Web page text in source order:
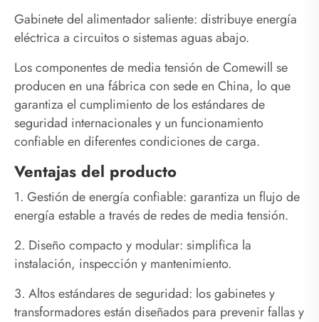
Gabinete del alimentador saliente: distribuye energía
eléctrica a circuitos o sistemas aguas abajo.
Los componentes de media tensión de Comewill se
producen en una fábrica con sede en China, lo que
garantiza el cumplimiento de los estándares de
seguridad internacionales y un funcionamiento
confiable en diferentes condiciones de carga.
Ventajas del producto
1. Gestión de energía confiable: garantiza un flujo de
energía estable a través de redes de media tensión.
2. Diseño compacto y modular: simplifica la
instalación, inspección y mantenimiento.
3. Altos estándares de seguridad: los gabinetes y
transformadores están diseñados para prevenir fallas y